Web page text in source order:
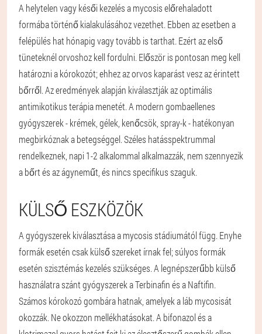
A helytelen vagy késői kezelés a mycosis előrehaladott
formába történő kialakulásához vezethet. Ebben az esetben a
felépülés hat hónapig vagy tovább is tarthat. Ezért az első
tüneteknél orvoshoz kell fordulni. Először is pontosan meg kell
határozni a kórokozót; ehhez az orvos kaparást vesz az érintett
bőrről. Az eredmények alapján kiválasztják az optimális
antimikotikus terápia menetét. A modern gombaellenes
gyógyszerek - krémek, gélek, kenőcsök, spray-k - hatékonyan
megbirkóznak a betegséggel. Széles hatásspektrummal
rendelkeznek, napi 1-2 alkalommal alkalmazzák, nem szennyezik
a bőrt és az ágyneműt, és nincs specifikus szaguk.
KÜLSŐ ESZKÖZÖK
A gyógyszerek kiválasztása a mycosis stádiumától függ. Enyhe
formák esetén csak külső szereket írnak fel; súlyos formák
esetén szisztémás kezelés szükséges. A legnépszerűbb külső
használatra szánt gyógyszerek a Terbinafin és a Naftifin.
Számos kórokozó gombára hatnak, amelyek a láb mycosisát
okozzák. Ne okozzon mellékhatásokat. A bifonazol és a